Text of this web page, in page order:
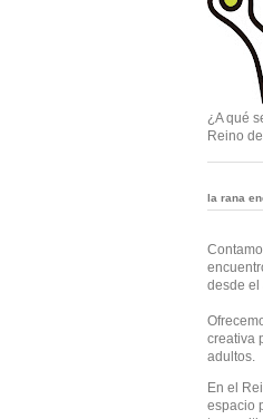
¿A qué
Reino
la rana
desde el
creativa
adultos.
En el
espacio